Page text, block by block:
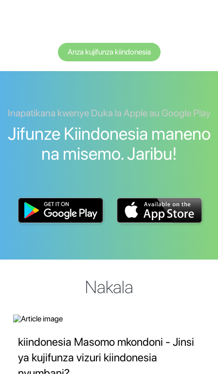
Anza kujifunza kiindonesia
Inapatikana kwenye Duka la Apple au Google Play
Jifunze Kiindonesia maneno
na misemo. Jaribu!
Nakala
kiindonesia Masomo mkondoni - Jinsi
ya kujifunza vizuri kiindonesia